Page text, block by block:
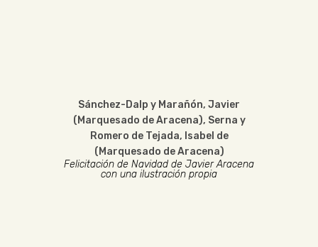
Sánchez-Dalp y Marañón, Javier
(Marquesado de Aracena), Serna y
Romero de Tejada, Isabel de
(Marquesado de Aracena)
Felicitación de Navidad de Javier Aracena
con una ilustración propia